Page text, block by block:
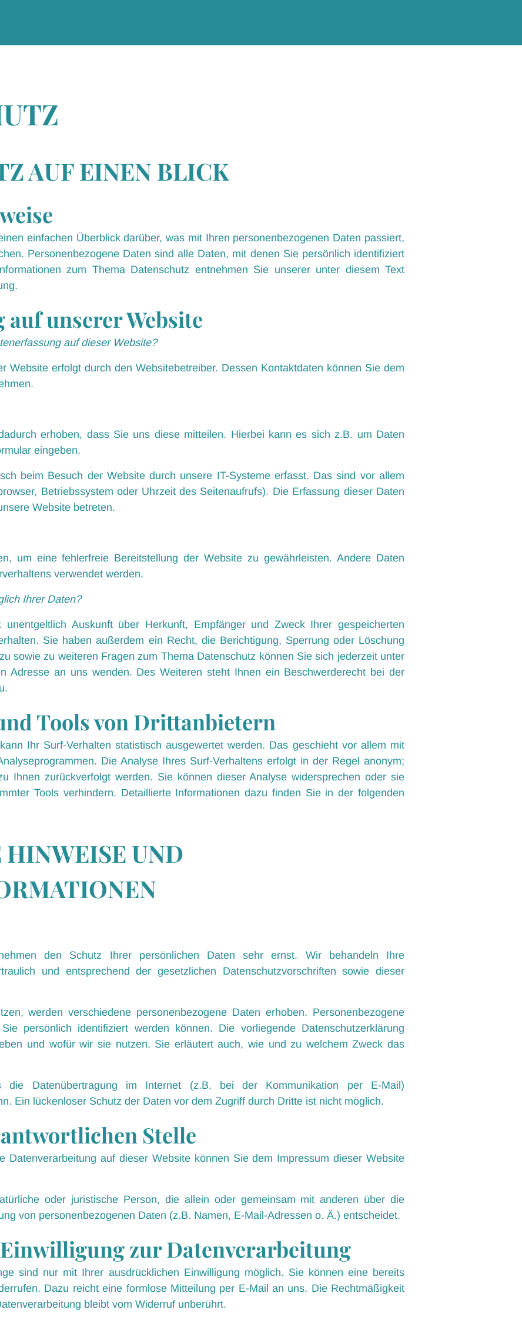
AUF EINEN BLICK
einfachen Überblick darüber, was mit Ihren personenbezogenen Daten passiert,
Personenbezogene Daten sind alle Daten, mit denen Sie persönlich identifiziert
zum Thema Datenschutz entnehmen Sie unserer unter diesem Text
unserer Website
auf dieser Website?
Website erfolgt durch den Websitebetreiber. Dessen Kontaktdaten können Sie dem
erhoben, dass Sie uns diese mitteilen. Hierbei kann es sich z.B. um Daten
eingeben.
beim Besuch der Website durch unsere IT-Systeme erfasst. Das sind vor allem
Betriebssystem oder Uhrzeit des Seitenaufrufs). Die Erfassung dieser Daten
Website betreten.
um eine fehlerfreie Bereitstellung der Website zu gewährleisten. Andere Daten
verwendet werden.
Ihrer Daten?
Auskunft über Herkunft, Empfänger und Zweck Ihrer gespeicherten
Sie haben außerdem ein Recht, die Berichtigung, Sperrung oder Löschung
sowie zu weiteren Fragen zum Thema Datenschutz können Sie sich jederzeit unter
Adresse an uns wenden. Des Weiteren steht Ihnen ein Beschwerderecht bei der
Tools von Drittanbietern
Ihr Surf-Verhalten statistisch ausgewertet werden. Das geschieht vor allem mit
Die Analyse Ihres Surf-Verhaltens erfolgt in der Regel anonym;
Ihnen zurückverfolgt werden. Sie können dieser Analyse widersprechen oder sie
Tools verhindern. Detaillierte Informationen dazu finden Sie in der folgenden
UND
den Schutz Ihrer persönlichen Daten sehr ernst. Wir behandeln Ihre
und entsprechend der gesetzlichen Datenschutzvorschriften sowie dieser
werden verschiedene personenbezogene Daten erhoben. Personenbezogene
persönlich identifiziert werden können. Die vorliegende Datenschutzerklärung
und wofür wir sie nutzen. Sie erläutert auch, wie und zu welchem Zweck das
Datenübertragung im Internet (z.B. bei der Kommunikation per E-Mail)
Ein lückenloser Schutz der Daten vor dem Zugriff durch Dritte ist nicht möglich.
Stelle
Datenverarbeitung auf dieser Website können Sie dem Impressum dieser Website
oder juristische Person, die allein oder gemeinsam mit anderen über die
von personenbezogenen Daten (z.B. Namen, E-Mail-Adressen o. Ä.) entscheidet.
zur Datenverarbeitung
sind nur mit Ihrer ausdrücklichen Einwilligung möglich. Sie können eine bereits
Dazu reicht eine formlose Mitteilung per E-Mail an uns. Die Rechtmäßigkeit
bleibt vom Widerruf unberührt.